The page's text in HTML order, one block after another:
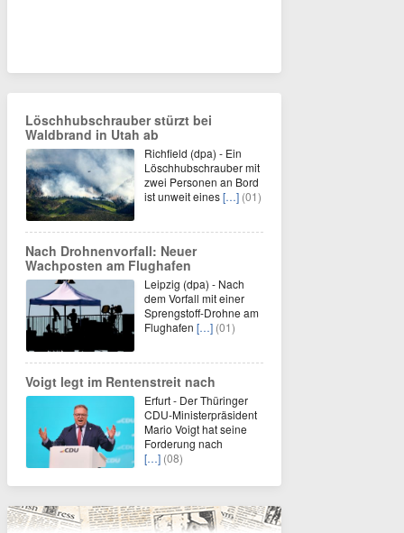
Löschhubschrauber stürzt bei
Waldbrand in Utah ab
Richfield (dpa) - Ein
Löschhubschrauber mit
zwei Personen an Bord
ist unweit eines[…] (01)
Nach Drohnenvorfall: Neuer
Wachposten am Flughafen
Leipzig (dpa) - Nach
dem Vorfall mit einer
Sprengstoff-Drohne am
Flughafen […] (01)
Voigt legt im Rentenstreit nach
Erfurt - Der Thüringer
CDU-Ministerpräsident
Mario Voigt hat seine
Forderung nach
[…] (08)